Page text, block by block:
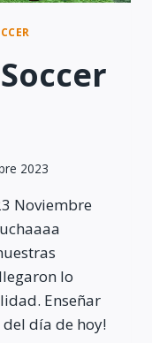
2023
Noviembre
lo
Enseñar
día de hoy!